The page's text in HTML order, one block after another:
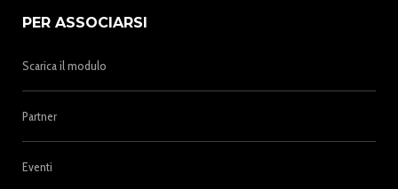
PER ASSOCIARSI
Scarica il modulo
Partner
Eventi